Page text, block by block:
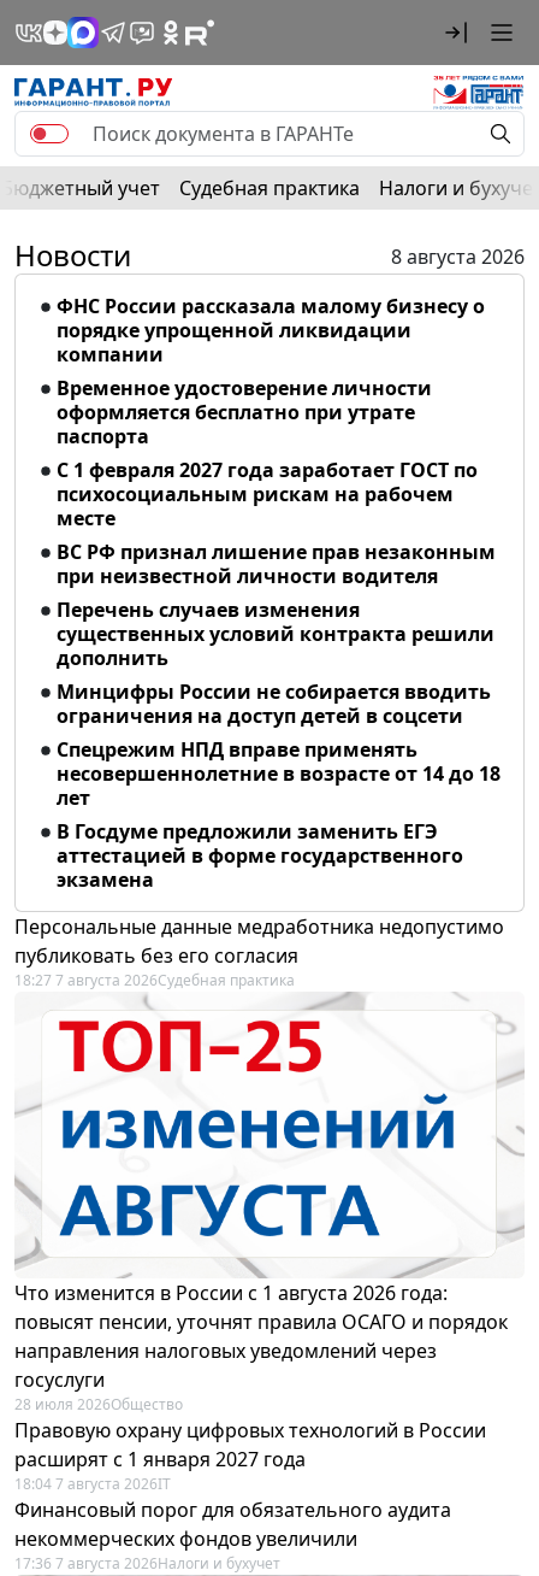
Бюджетный учет Судебная практика Налоги и
Новости
8 августа 2026
ФНС России рассказала малому бизнесу о
порядке упрощенной ликвидации
компании
Временное удостоверение личности
оформляется бесплатно при утрате
паспорта
С 1 февраля 2027 года заработает ГОСТ по
психосоциальным рискам на рабочем
месте
ВС РФ признал лишение прав незаконным
при неизвестной личности водителя
Перечень случаев изменения
существенных условий контракта решили
дополнить
Минцифры России не собирается вводить
ограничения на доступ детей в соцсети
Спецрежим НПД вправе применять
несовершеннолетние в возрасте от 14 до 18
лет
В Госдуме предложили заменить ЕГЭ
аттестацией в форме государственного
экзамена
Персональные данные медработника недопустимо
публиковать без его согласия
18:27 7 августа 2026Судебная практика
Что изменится в России с 1 августа 2026 года:
повысят пенсии, уточнят правила ОСАГО и порядок
направления налоговых уведомлений через
госуслуги
28 июля 2026Общество
Правовую охрану цифровых технологий в России
расширят с 1 января 2027 года
18:04 7 августа 2026IT
Финансовый порог для обязательного аудита
некоммерческих фондов увеличили
17:36 7 августа 2026Налоги и бухучет